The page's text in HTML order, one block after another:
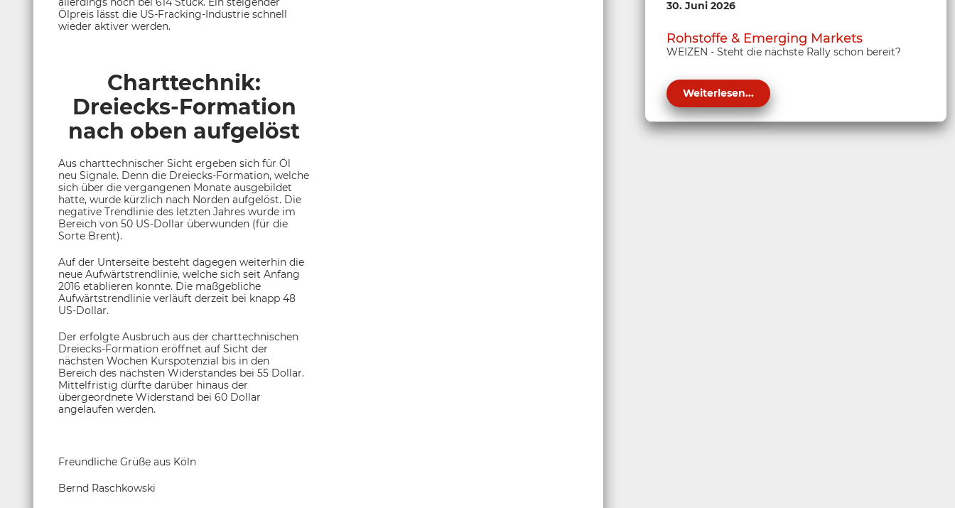
Ölpreis lässt die US-Fracking-Industrie schnell
wieder aktiver werden.
Charttechnik:
Dreiecks-Formation
nach oben aufgelöst
Aus charttechnischer Sicht ergeben sich für Öl
neu Signale. Denn die Dreiecks-Formation, welche
sich über die vergangenen Monate ausgebildet
hatte, wurde kürzlich nach Norden aufgelöst. Die
negative Trendlinie des letzten Jahres wurde im
Bereich von 50 US-Dollar überwunden (für die
Sorte Brent).
Auf der Unterseite besteht dagegen weiterhin die
neue Aufwärtstrendlinie, welche sich seit Anfang
2016 etablieren konnte. Die maßgebliche
Aufwärtstrendlinie verläuft derzeit bei knapp 48
US-Dollar.
Der erfolgte Ausbruch aus der charttechnischen
Dreiecks-Formation eröffnet auf Sicht der
nächsten Wochen Kurspotenzial bis in den
Bereich des nächsten Widerstandes bei 55 Dollar.
Mittelfristig dürfte darüber hinaus der
übergeordnete Widerstand bei 60 Dollar
angelaufen werden.
Freundliche Grüße aus Köln
Bernd Raschkowski
30. Juni 2026
Rohstoffe & Emerging Markets
WEIZEN - Steht die nächste Rally schon bereit?
Weiterlesen...